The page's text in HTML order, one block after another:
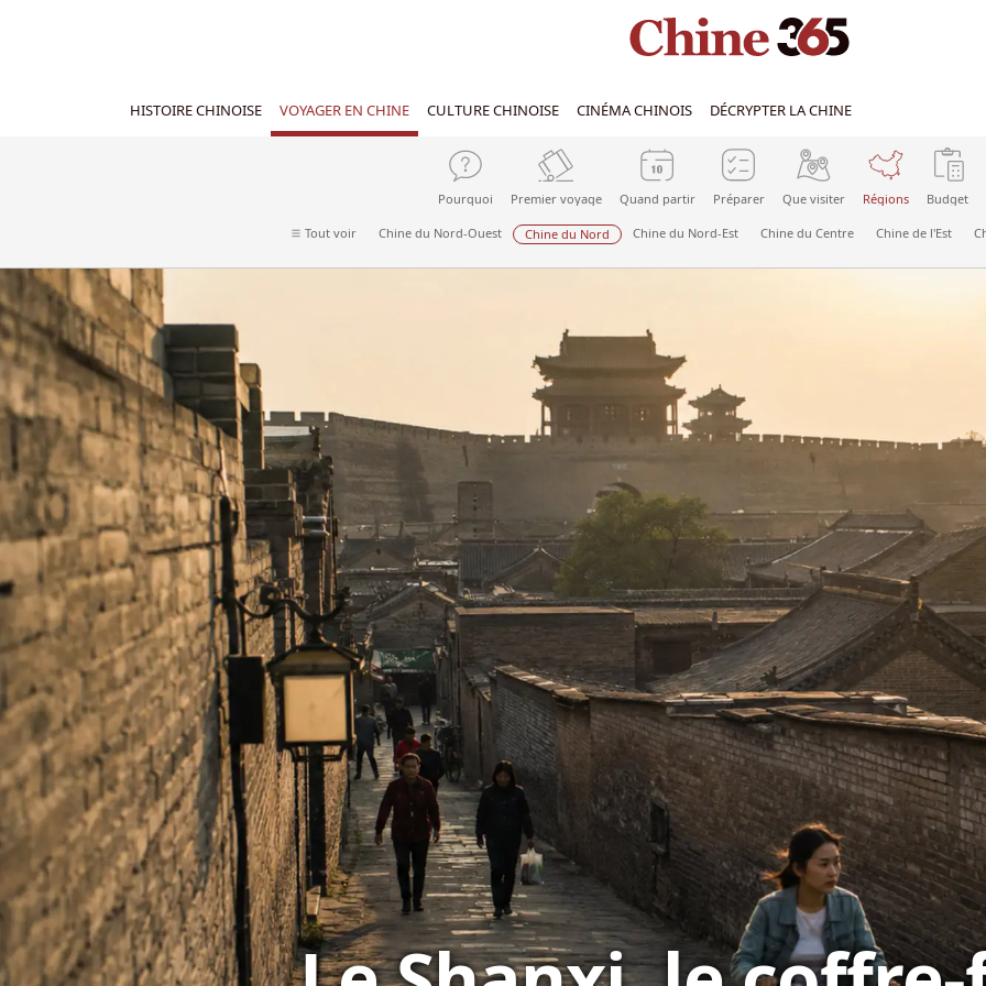
HISTOIRE CHINOISE VOYAGER EN CHINE CULTURE CHINOISE CINÉMA CHINOIS DÉCRYPTER LA CHINE
Pourquoi Premier voyage Quand partir Préparer Que visiter Régions Budget
Tout voir Chine du Nord-Ouest Chine du Nord Chine du Nord-Est Chine du Centre Chine de l'Est